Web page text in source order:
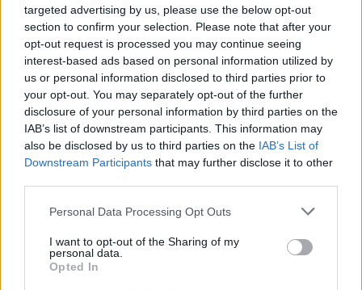
targeted advertising by us, please use the below opt-out
section to confirm your selection. Please note that after your
opt-out request is processed you may continue seeing
interest-based ads based on personal information utilized by
us or personal information disclosed to third parties prior to
your opt-out. You may separately opt-out of the further
disclosure of your personal information by third parties on the
IAB’s list of downstream participants. This information may
also be disclosed by us to third parties on the IAB’s List of
Downstream Participants that may further disclose it to other
Personal Data Processing Opt Outs
I want to opt-out of the Sharing of my
personal data.
Opted In
Σχετικά Άρθρα